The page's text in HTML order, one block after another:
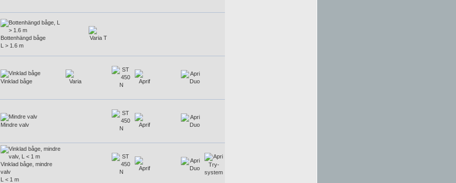
Bottenhängd båge
L > 1.6 m
Vinklad båge
Mindre valv
Vinklad båge, mindre
valv
L < 1 m